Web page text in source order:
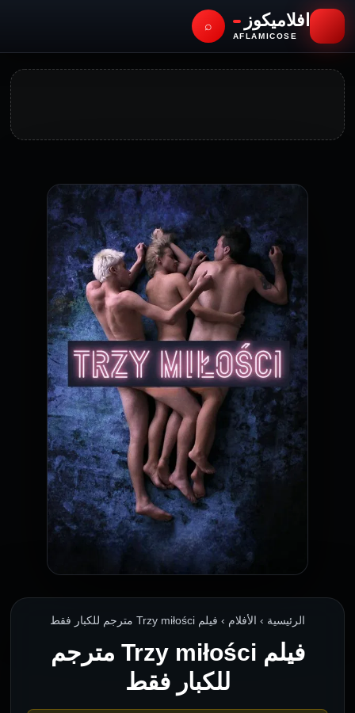
افلاميكوز
AFLAMICOSE
⌕
الرئيسية › الأفلام › فيلم Trzy miłości مترجم للكبار فقط
فيلم Trzy miłości مترجم
للكبار فقط